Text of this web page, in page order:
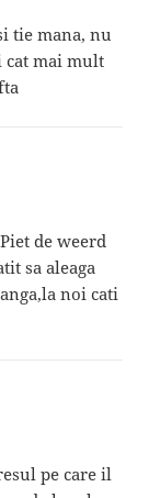
tie mana, nu
cat mai mult
de weerd
sa aleaga
noi cati
pe care il